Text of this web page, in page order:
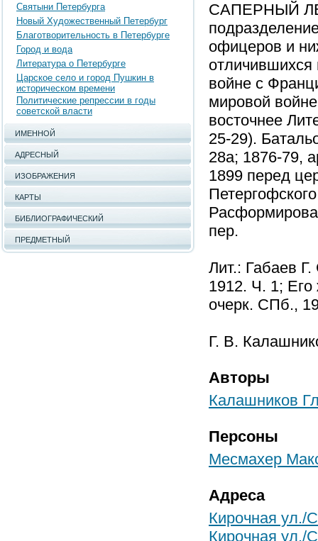
Святыни Петербурга
Новый Художественный Петербург
Благотворительность в Петербурге
Город и вода
Литература о Петербурге
Царское село и город Пушкин в
историческом времени
Политические репрессии в годы
советской власти
ИМЕННОЙ
АДРЕСНЫЙ
ИЗОБРАЖЕНИЯ
КАРТЫ
БИБЛИОГРАФИЧЕСКИЙ
ПРЕДМЕТНЫЙ
САПЕРНЫЙ
офицеров и
отличившихся
войне с
мировой
восточнее
25-29).
28а; 1876-79,
1899 перед
пер.
Лит.: Габаев
1912. Ч. 1; Его
очерк. СПб.,
Г. В.
Авторы
Калашников
Персоны
Месмахер
Адреса
Кирочная ул./
Кирочная ул./